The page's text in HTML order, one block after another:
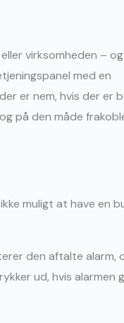
virksomheden – og
med en
er nem, hvis der er
på den måde
muligt at have en
den aftalte alarm,
ud, hvis alarmen